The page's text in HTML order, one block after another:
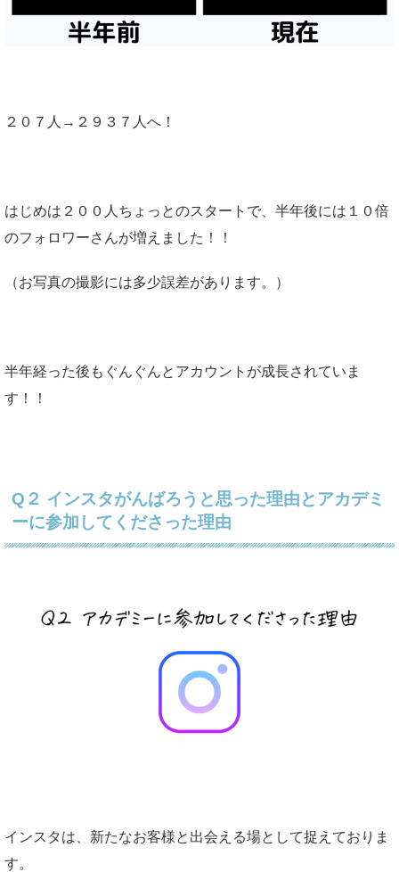
２０７人→２９３７人へ！
はじめは２００人ちょっとのスタートで、半年後には１０倍
のフォロワーさんが増えました！！
（お写真の撮影には多少誤差があります。）
半年経った後もぐんぐんとアカウントが成長されていま
す！！
Q２ インスタがんばろうと思った理由とアカデミ
ーに参加してくださった理由
インスタは、新たなお客様と出会える場として捉えておりま
す。